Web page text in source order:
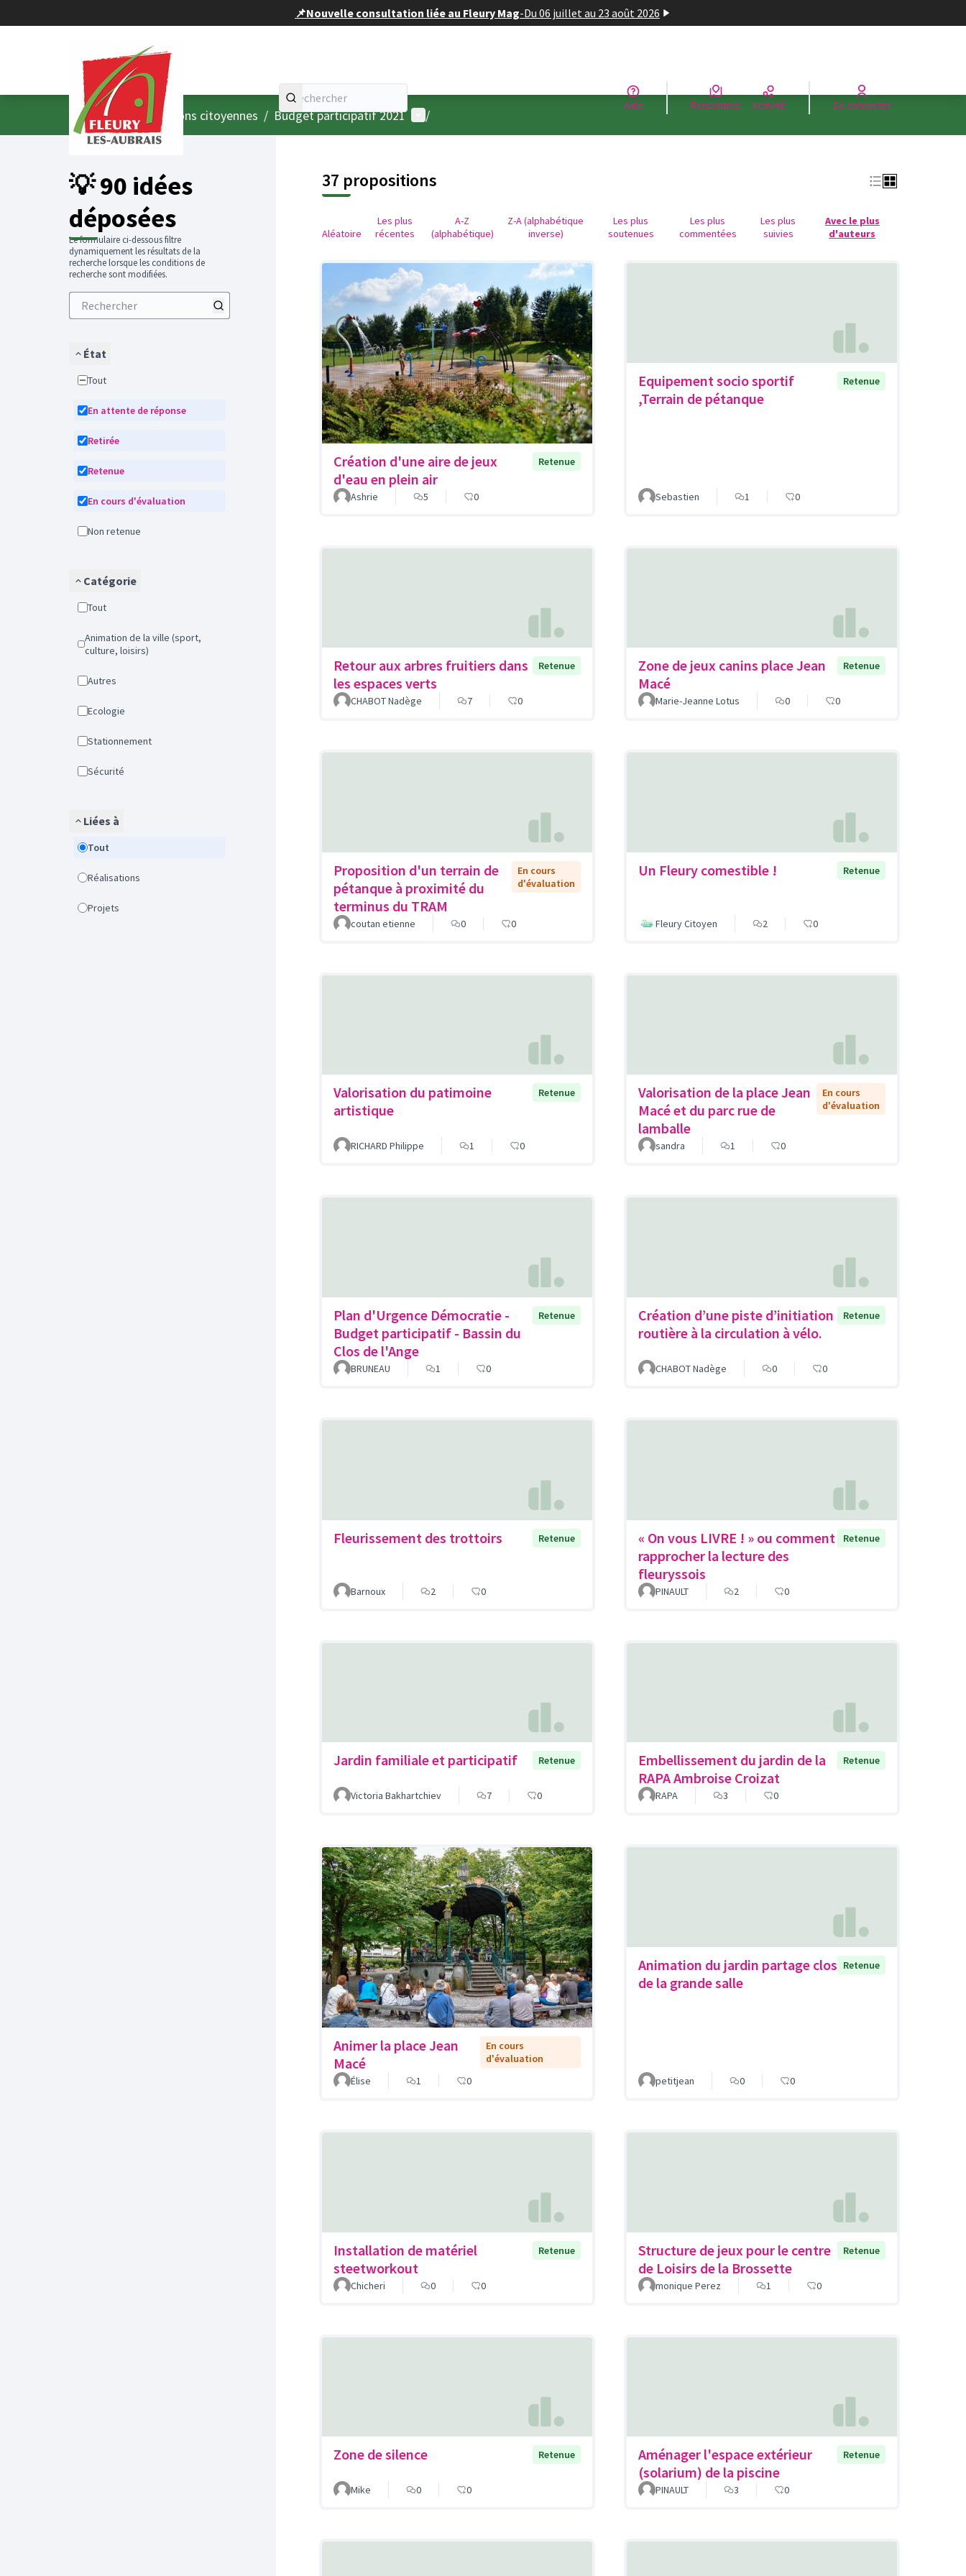
📌Nouvelle consultation liée au Fleury Mag-Du 06 juillet au 23 août 2026
Aide Rencontres Activité Se connecter
AccueilMenu principal
/ Consultations citoyennes / Budget participatif 2021 Menu utilisateur
/
💡 90 idées
déposées
Le formulaire ci-dessous filtre
dynamiquement les résultats de la
recherche lorsque les conditions de
recherche sont modifiées.
État
Tout
En attente de réponse
Retirée
Retenue
En cours d'évaluation
Non retenue
Catégorie
Tout
Animation de la ville (sport,
culture, loisirs)
Autres
Ecologie
Stationnement
Sécurité
Liées à
Tout
Réalisations
Projets
37 propositions
Aléatoire
Les plus
récentes
A-Z
(alphabétique)
Z-A (alphabétique
inverse)
Les plus
soutenues
Les plus
commentées
Les plus
suivies
Avec le plus
d'auteurs
Création d'une aire de jeux
d'eau en plein air
Retenue
Ashrie 5 0
Equipement socio sportif
,Terrain de pétanque
Retenue
Sebastien 1 0
Retour aux arbres fruitiers dans
les espaces verts
Retenue
CHABOT Nadège 7 0
Zone de jeux canins place Jean
Macé
Retenue
Marie-Jeanne Lotus 0 0
Proposition d'un terrain de
pétanque à proximité du
terminus du TRAM
En cours
d'évaluation
coutan etienne 0 0
Un Fleury comestible ! Retenue
Fleury Citoyen 2 0
Valorisation du patimoine
artistique
Retenue
RICHARD Philippe 1 0
Valorisation de la place Jean
Macé et du parc rue de
lamballe
En cours
d'évaluation
sandra 1 0
Plan d'Urgence Démocratie -
Budget participatif - Bassin du
Clos de l'Ange
Retenue
BRUNEAU 1 0
Création d’une piste d’initiation
routière à la circulation à vélo.
Retenue
CHABOT Nadège 0 0
Fleurissement des trottoirs Retenue
Barnoux 2 0
« On vous LIVRE ! » ou comment
rapprocher la lecture des
fleuryssois
Retenue
PINAULT 2 0
Jardin familiale et participatif Retenue
Victoria Bakhartchiev 7 0
Embellissement du jardin de la
RAPA Ambroise Croizat
Retenue
RAPA 3 0
Animer la place Jean
Macé
En cours
d'évaluation
Élise
1 0
Animation du jardin partage clos
de la grande salle
Retenue
petitjean 0 0
Installation de matériel
steetworkout
Retenue
Chicheri 0 0
Structure de jeux pour le centre
de Loisirs de la Brossette
Retenue
monique Perez 1 0
Zone de silence Retenue
Mike 0 0
Aménager l'espace extérieur
(solarium) de la piscine
Retenue
PINAULT 3 0